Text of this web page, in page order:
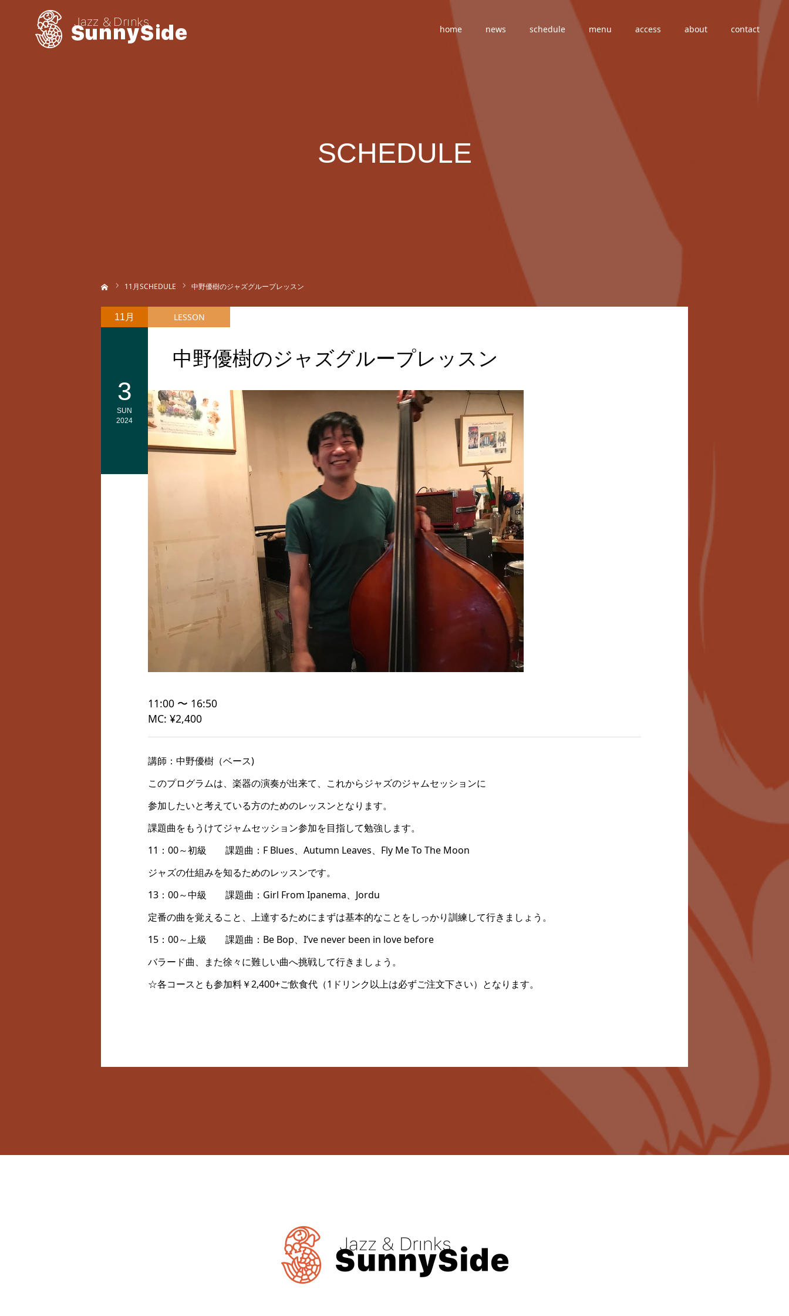
home news schedule menu access about contact
SCHEDULE
11 月SCHEDULE 中野優樹のジャズグループレッスン
中野優樹のジャズグループレッスン
11月
3
SUN
2024
LESSON
11:00 〜 16:50
MC: ¥2,400
講師：中野優樹（ベース)
このプログラムは、楽器の演奏が出来て、これからジャズのジャムセッションに
参加したいと考えている方のためのレッスンとなります。
課題曲をもうけてジャムセッション参加を目指して勉強します。
11：00～初級 課題曲：F Blues、Autumn Leaves、Fly Me To The Moon
ジャズの仕組みを知るためのレッスンです。
13：00～中級 課題曲：Girl From Ipanema、Jordu
定番の曲を覚えること、上達するためにまずは基本的なことをしっかり訓練して行きましょう。
15：00～上級 課題曲：Be Bop、I’ve never been in love before
バラード曲、また徐々に難しい曲へ挑戦して行きましょう。
☆各コースとも参加料￥2,400+ご飲食代（1ドリンク以上は必ずご注文下さい）となります。